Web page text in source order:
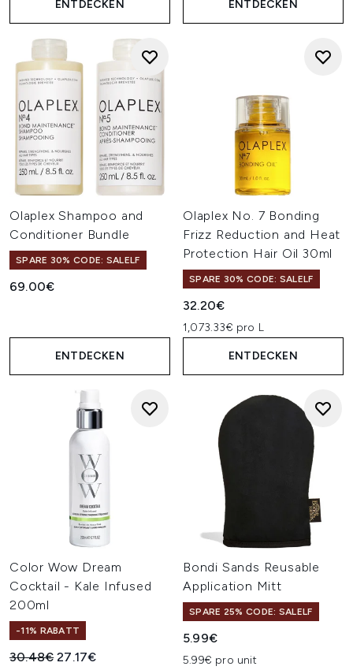
ENTDECKEN ENTDECKEN
Olaplex Shampoo and
Conditioner Bundle
SPARE 30% CODE: SALELF
69.00€
ENTDECKEN
Olaplex No. 7 Bonding
Frizz Reduction and Heat
Protection Hair Oil 30ml
SPARE 30% CODE: SALELF
32.20€
1,073.33€ pro L
ENTDECKEN
Color Wow Dream
Cocktail - Kale Infused
200ml
-11% RABATT
Unverbindliche Preisempfehlung:
30.48€Aktueller Preis:
27.17€
Bondi Sands Reusable
Application Mitt
SPARE 25% CODE: SALELF
5.99€
5.99€ pro unit